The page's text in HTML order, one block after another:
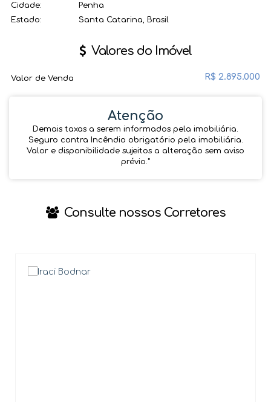
Cidade:
Penha
Estado:
Santa Catarina, Brasil
Valores do Imóvel
R$ 2.895.000
Valor de Venda
Atenção
Demais taxas a serem informados pela imobiliária.
Seguro contra Incêndio obrigatório pela imobiliária.
Valor e disponibilidade sujeitos a alteração sem aviso
prévio.''
Consulte nossos Corretores